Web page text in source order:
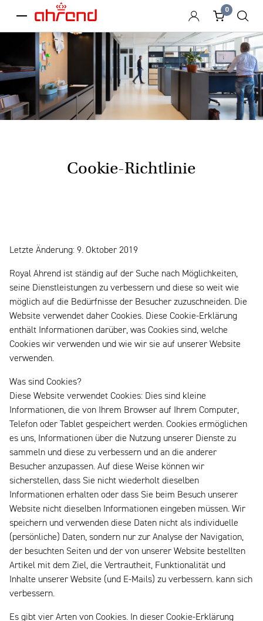
menu
0
Cookie-Richtlinie
Letzte Änderung: 9. Oktober 2019
Royal Ahrend ist ständig auf der Suche nach Möglichkeiten,
seine Dienstleistungen zu verbessern und diese so weit wie
möglich auf die Bedürfnisse der Besucher zuzuschneiden. Die
Website verwendet daher Cookies. Diese Cookie-Erklärung
enthält Informationen darüber, was Cookies sind, welche
Cookies wir verwenden und wie wir sie auf unserer Website
verwenden.
Was sind Cookies?
Diese Website verwendet Cookies: Dies sind kleine
Informationen, die von Ihrem Browser auf Ihrem Computer,
Telefon oder Tablet gespeichert werden. Cookies ermöglichen
es uns, Informationen über die Nutzung unserer Dienste zu
sammeln und diese zu verbessern und an die anderer
Besucher anzupassen. Auf diese Weise können wir
sicherstellen, dass Sie nicht wiederholt dieselben
Informationen erhalten oder dass Sie beim Besuch unserer
Website nicht dieselben Informationen eingeben müssen. Wir
speichern und verwenden diese Daten nicht als individuelle
(persönliche) Daten, sondern nur zur Analyse der Navigation,
der besuchten Seiten und der von unserer Website bestellten
Artikel mit dem Ziel, die Vertrautheit, Funktionalität und
Inhalte unserer Website (und E-Mails) zu verbessern. kann sich
verbessern.
Es gibt vier Arten von Cookies. In dieser Cookie-Erklärung